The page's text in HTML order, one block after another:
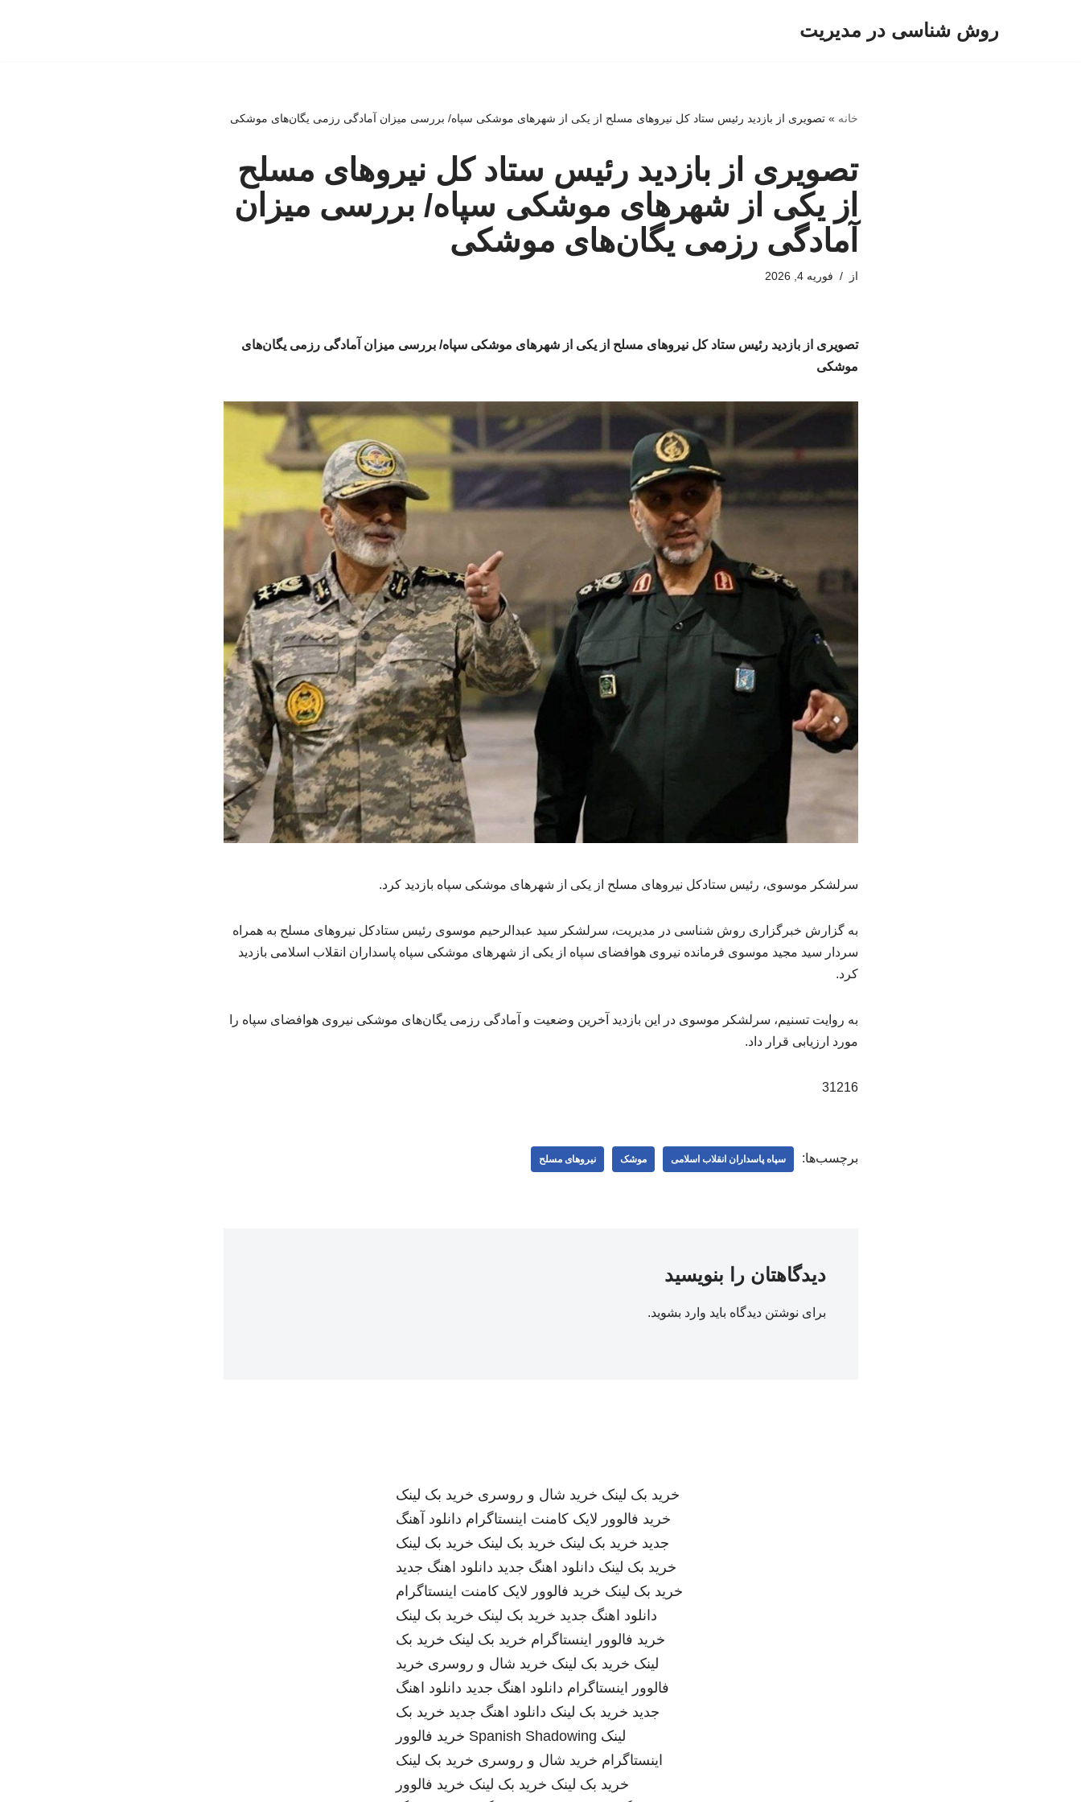
روش شناسی در مدیریت
خانه »تصویری از بازدید رئیس ستاد کل نیروهای مسلح از یکی از شهرهای موشکی سپاه/ بررسی میزان آمادگی رزمی یگان‌های موشکی
تصویری از بازدید رئیس ستاد کل نیروهای مسلح
از یکی از شهرهای موشکی سپاه/ بررسی میزان
آمادگی رزمی یگان‌های موشکی
از فوریه 4, 2026
تصویری از بازدید رئیس ستاد کل نیروهای مسلح از یکی از شهرهای موشکی سپاه/ بررسی میزان آمادگی رزمی یگان‌های
موشکی
سرلشکر موسوی، رئیس ستادکل نیروهای مسلح از یکی از شهرهای موشکی سپاه بازدید کرد.
به گزارش خبرگزاری روش شناسی در مدیریت، سرلشکر سید عبدالرحیم موسوی رئیس ستادکل نیروهای مسلح به همراه
سردار سید مجید موسوی فرمانده نیروی هوافضای سپاه از یکی از شهرهای موشکی سپاه پاسداران انقلاب اسلامی بازدید
کرد.
به روایت تسنیم، سرلشکر موسوی در این بازدید آخرین وضعیت و آمادگی رزمی یگان‌های موشکی نیروی هوافضای سپاه را
مورد ارزیابی قرار داد.
31216
برچسب‌ها: سپاه پاسداران انقلاب اسلامی موشک نیروهای مسلح
دیدگاهتان را بنویسید
برای نوشتن دیدگاه باید وارد بشوید.
خرید بک لینک خرید شال و روسری خرید بک لینک
خرید فالوور لایک کامنت اینستاگرام دانلود آهنگ
جدید خرید بک لینک خرید بک لینک خرید بک لینک
خرید بک لینک دانلود اهنگ جدید دانلود اهنگ جدید
خرید بک لینک خرید فالوور لایک کامنت اینستاگرام
دانلود اهنگ جدید خرید بک لینک خرید بک لینک
خرید فالوور اینستاگرام خرید بک لینک خرید بک
لینک خرید بک لینک خرید شال و روسری خرید
فالوور اینستاگرام دانلود اهنگ جدید دانلود اهنگ
جدید خرید بک لینک دانلود اهنگ جدید خرید بک
لینک Spanish Shadowing خرید فالوور
اینستاگرام خرید شال و روسری خرید بک لینک
خرید بک لینک خرید بک لینک خرید فالوور